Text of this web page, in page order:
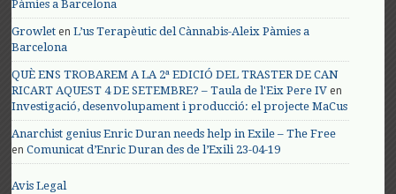
Pàmies a Barcelona
Growlet enL’us Terapèutic del Cànnabis-Aleix Pàmies a
Barcelona
QUÈ ENS TROBAREM A LA 2ª EDICIÓ DEL TRASTER DE CAN
RICART AQUEST 4 DE SETEMBRE? – Taula de l'Eix Pere IV en
Investigació, desenvolupament i producció: el projecte MaCus
Anarchist genius Enric Duran needs help in Exile – The Free
enComunicat d’Enric Duran des de l’Exili 23-04-19
Avis Legal